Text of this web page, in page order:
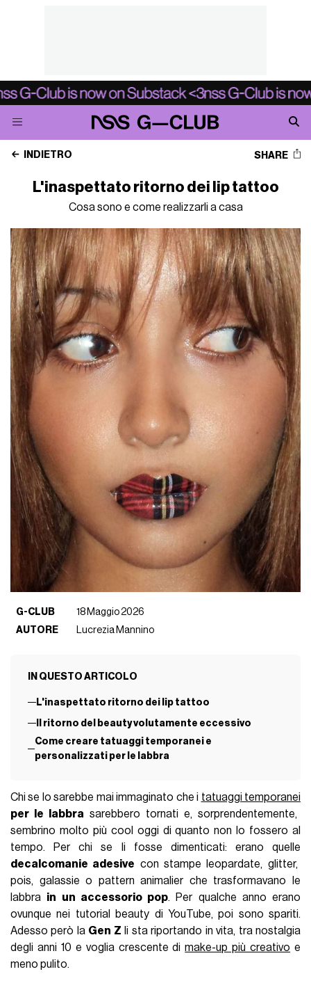
INDIETRO SHARE
L'inaspettato ritorno dei lip tattoo
Cosa sono e come realizzarli a casa
G-CLUB
18 Maggio 2026
AUTORE
Lucrezia Mannino
IN QUESTO ARTICOLO
L'inaspettato ritorno dei lip tattoo
Il ritorno del beauty volutamente eccessivo
Come creare tatuaggi temporanei e
personalizzati per le labbra
Chi se lo sarebbe mai immaginato che i tatuaggi temporanei
per le labbra sarebbero tornati e, sorprendentemente,
sembrino molto più cool oggi di quanto non lo fossero al
tempo. Per chi se li fosse dimenticati: erano quelle
decalcomanie adesive con stampe leopardate, glitter,
pois, galassie o pattern animalier che trasformavano le
labbra in un accessorio pop. Per qualche anno erano
ovunque nei tutorial beauty di YouTube, poi sono spariti.
Adesso però la Gen Z li sta riportando in vita, tra nostalgia
degli anni 10 e voglia crescente dimake-up più creativo e
meno pulito.